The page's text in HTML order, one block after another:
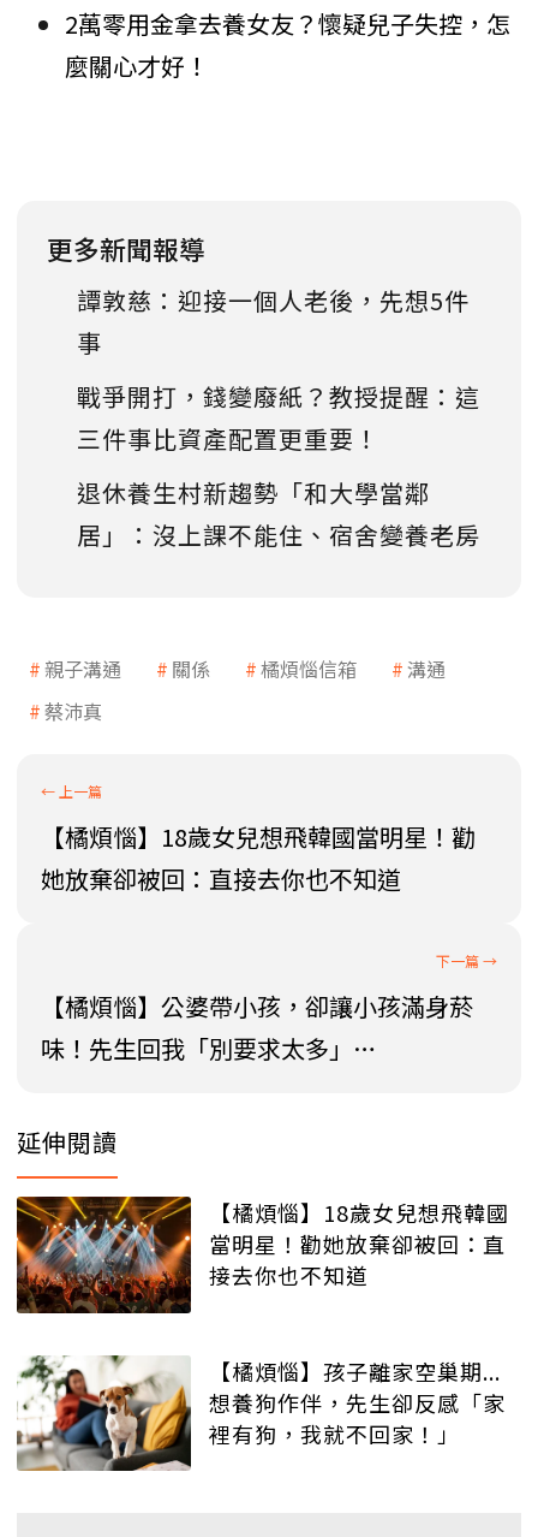
2萬零用金拿去養女友？懷疑兒子失控，怎
麼關心才好！
更多新聞報導
譚敦慈：迎接一個人老後，先想5件
事
戰爭開打，錢變廢紙？教授提醒：這
三件事比資產配置更重要！
退休養生村新趨勢「和大學當鄰
居」：沒上課不能住、宿舍變養老房
親子溝通 關係 橘煩惱信箱
溝通
蔡沛真
【橘煩惱】18歲女兒想飛韓國當明星！勸
她放棄卻被回：直接去你也不知道
【橘煩惱】公婆帶小孩，卻讓小孩滿身菸
味！先生回我「別要求太多」…
延伸閱讀
【橘煩惱】18歲女兒想飛韓國
當明星！勸她放棄卻被回：直
接去你也不知道
【橘煩惱】孩子離家空巢期...
想養狗作伴，先生卻反感「家
裡有狗，我就不回家！」